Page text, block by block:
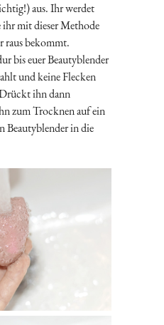
aus. Ihr werdet
ihr mit dieser Methode
raus bekommt.
bis euer Beautyblender
und keine Flecken
ihn dann
zum Trocknen auf ein
Beautyblender in die